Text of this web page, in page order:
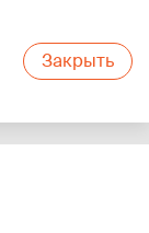
Закрыть